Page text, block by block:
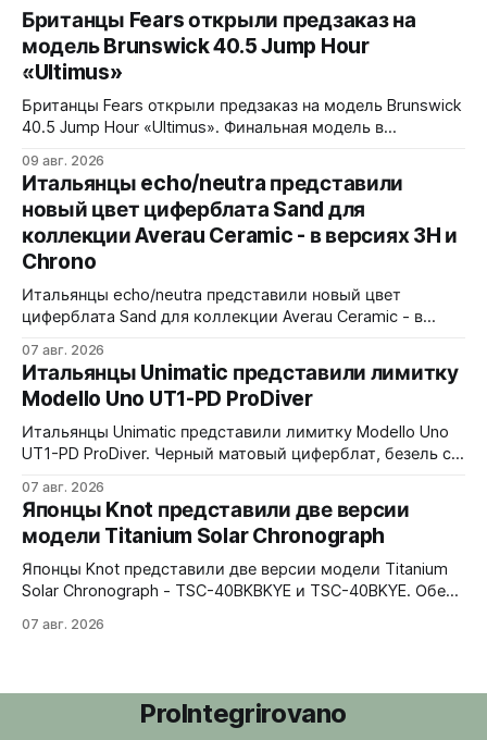
Британцы Fears открыли предзаказ на
модель Brunswick 40.5 Jump Hour
«Ultimus»
Британцы Fears открыли предзаказ на модель Brunswick
40.5 Jump Hour «Ultimus». Финальная модель в
с Andrew Morgan. Прыгающий час реализован на модуле
JJ01 (разработка Christopher Ward) на базе Sellita SW200.
Циферблат собран из трех элементов, находящихся над
люминесцентным часовым диском: внешний - сапфир с
09 авг. 2026
Итальянцы echo/neutra представили
новый цвет циферблата Sand для
коллекции Averau Ceramic - в версиях 3H и
Chrono
Итальянцы echo/neutra представили новый цвет
циферблата Sand для коллекции Averau Ceramic - в
контрастирует с тёмным корпусом из матовой чёрной
керамики и титана Grade 2. Сапфировое стекло с
куполом, завинчивающаяся заводная головка,
водозащита 100 метров. Ремешки на выбор - чёрный
текстильный, чёрный веганский (BioVeg из
07 авг. 2026
Итальянцы Unimatic представили лимитку
Modello Uno UT1-PD ProDiver
Итальянцы Unimatic представили лимитку Modello Uno
UT1-PD ProDiver. Черный матовый циферблат, безель с
стекло 2,5 мм с антибликом. Крышка с гравировкой
дайверской маски. Соответствует стандарту MIL-STD-
810H. Водозащита 300 метров. 40x41,5 мм Seiko VH31A
кварц На черном каучуковом ремешке
07 авг. 2026
Японцы Knot представили две версии
модели Titanium Solar Chronograph
Японцы Knot представили две версии модели Titanium
Solar Chronograph - TSC-40BKBKYE и TSC-40BKYE. Обе
у TSC-40BKBKYE жёлтые акценты на чёрном
цвете. Часы продаются в комплекте с силиконовым
07 авг. 2026
ProIntegrirovano